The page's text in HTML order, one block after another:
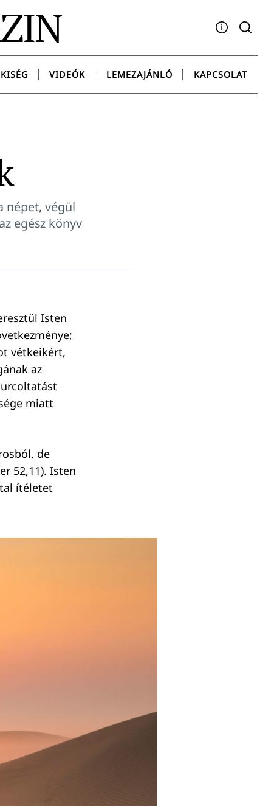
Facebook
YouTubeInstagram
TwitterSpotify
VIDEÓK LEMEZAJÁNLÓ KAPCSOLAT
népet, végül
egész könyv
Isten
vétkeikért,
az
miatt
de
52,11). Isten
ítéletet